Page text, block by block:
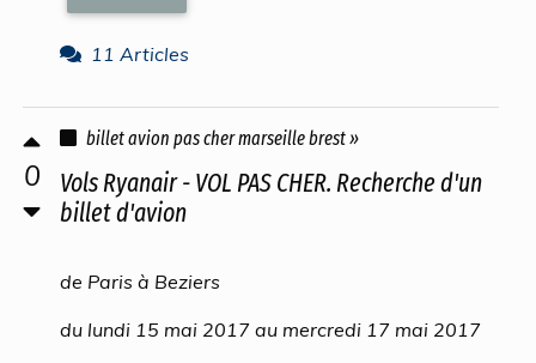
11 Articles
0
billet avion pas cher marseille brest »
Vols Ryanair - VOL PAS CHER. Recherche d'un
billet d'avion
de Paris à Beziers
du lundi 15 mai 2017 au mercredi 17 mai 2017